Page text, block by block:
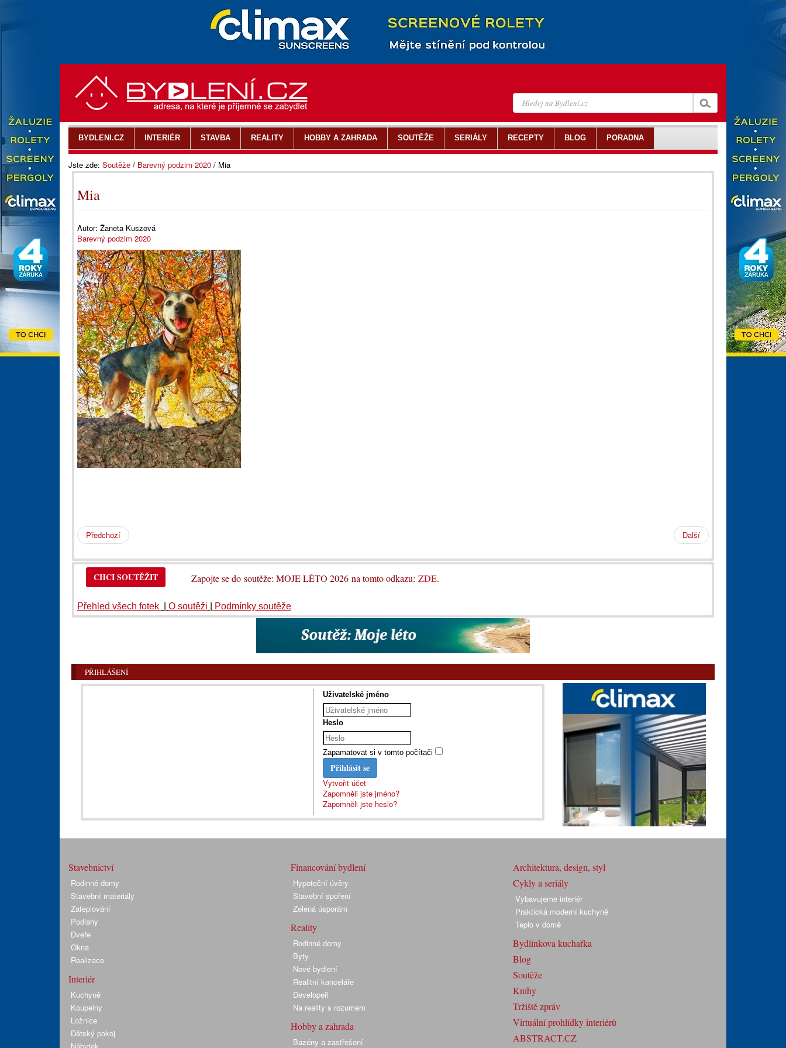
Jste zde: Soutěže / Barevný podzim 2020 / Mia
Mia
Autor: Žaneta Kuszová
Barevný podzim 2020
Předchozí Další
CHCI SOUTĚŽIT Zapojte se do soutěže: MOJE LÉTO 2026 na tomto odkazu: ZDE.
Přehled všech fotek O soutěži Podmínky soutěže
PŘIHLÁŠENÍ
Uživatelské jméno
Heslo
Zapamatovat si v tomto počítači
Přihlásit se
Vytvořit účet
Zapomněli jste jméno?
Zapomněli jste heslo?
BYDLENI.CZ INTERIÉR STAVBA REALITY HOBBY A ZAHRADA SOUTĚŽE SERIÁLY RECEPTY BLOG PORADNA
Stavebnictví
Rodinné domy
Stavební materiály
Zateplování
Podlahy
Dveře
Okna
Realizace
Interiér
Kuchyně
Koupelny
Ložnice
Dětský pokoj
Financování bydlení
Hypoteční úvěry
Stavební spoření
Zelená úsporám
Reality
Rodinné domy
Byty
Nové bydlení
Realitní kanceláře
Developeři
Na reality s rozumem
Hobby a zahrada
Bazény a zastřešení
Architektura, design, styl
Cykly a seriály
Vybavujeme interiér
Praktická moderní kuchyně
Teplo v domě
Bydlínkova kuchařka
Blog
Soutěže
Knihy
Tržiště zpráv
Virtuální prohlídky interiérů
ABSTRACT.CZ